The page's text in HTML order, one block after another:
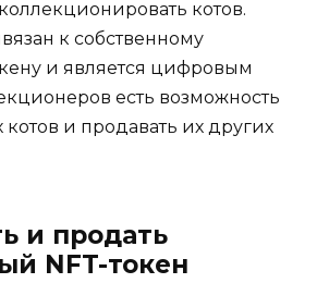
котов.
к собственному
и является цифровым
есть возможность
котов и продавать их других
и продать
NFT-токен